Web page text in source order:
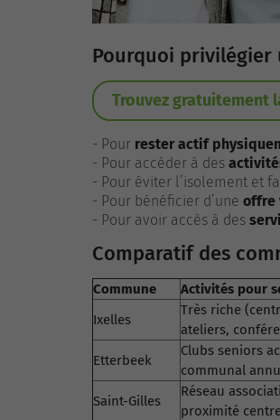
Pourquoi privilégier
Trouvez gratuitement
- Pour rester actif
- Pour accéder à des
- Pour éviter l’isolement et
- Pour bénéficier d’une offre
- Pour avoir accès à des
Comparatif des
Commune Activités pour
Ixelles
Très riche
ateliers,
Etterbeek
Clubs seniors
communal
Saint-Gilles
Réseau
proximité